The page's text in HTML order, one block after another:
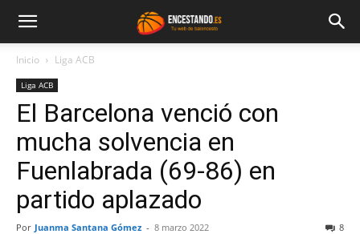
Inicio Liga ACB
Liga ACB
El Barcelona venció con
mucha solvencia en
Fuenlabrada (69-86) en
partido aplazado
Por Juanma Santana Gómez - 8 marzo 2022 8